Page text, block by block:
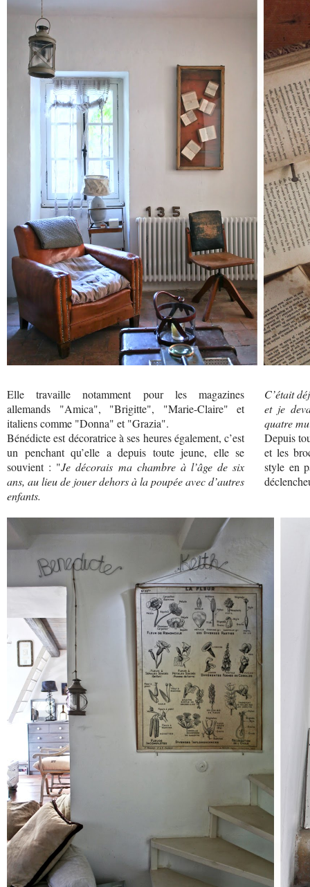
Elle travaille notamment pour les magazines
allemands "Amica", "Brigitte", "Marie-Claire" et
italiens comme "Donna" et "Grazia".
Bénédicte est décoratrice à ses heures également, c’est
un penchant qu’elle a depuis toute jeune, elle se
souvient : "Je décorais ma chambre à l’âge de six
ans, au lieu de jouer dehors à la poupée avec d’autres
enfants.
C’était
et je
quatre
Depuis
et les
style en